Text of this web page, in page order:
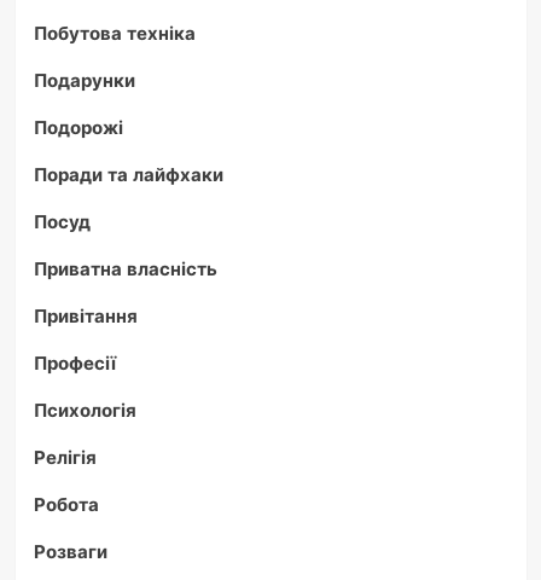
Побутова техніка
Подарунки
Подорожі
Поради та лайфхаки
Посуд
Приватна власність
Привітання
Професії
Психологія
Релігія
Робота
Розваги